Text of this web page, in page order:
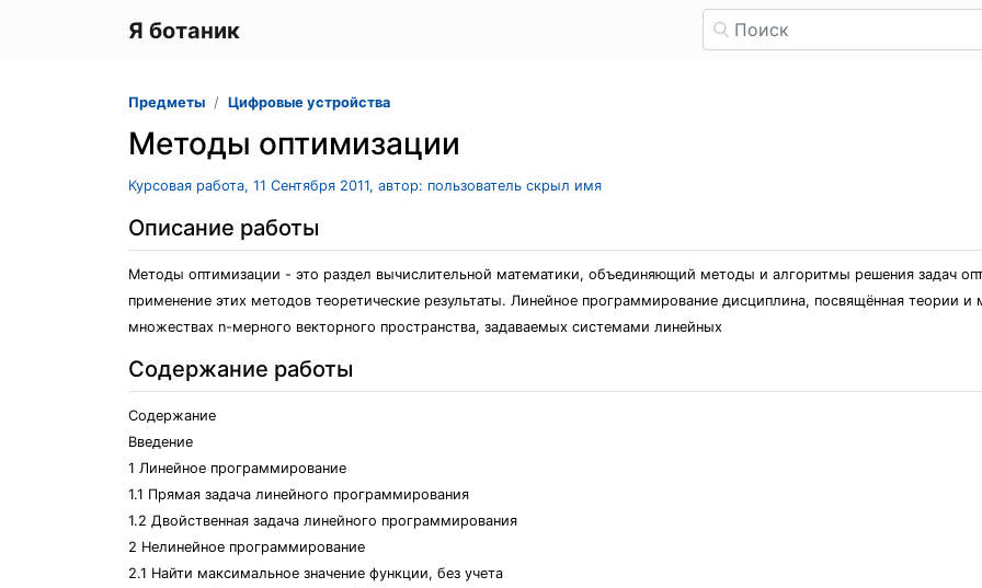
Я ботаник
Предметы Цифровые устройства
Методы оптимизации
Курсовая работа, 11 Сентября 2011, автор: пользователь скрыл имя
Описание работы
Методы оптимизации - это раздел вычислительной математики, объединяющий методы и алгоритмы решения задач
применение этих методов теоретические результаты. Линейное программирование дисциплина, посвящённая теории
множествах n-мерного векторного пространства, задаваемых системами линейных
Содержание работы
Содержание
Введение
1 Линейное программирование
1.1 Прямая задача линейного программирования
1.2 Двойственная задача линейного программирования
2 Нелинейное программирование
2.1 Найти максимальное значение функции, без учета